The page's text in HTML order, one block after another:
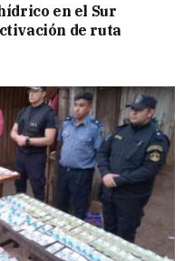
en el Sur
de ruta